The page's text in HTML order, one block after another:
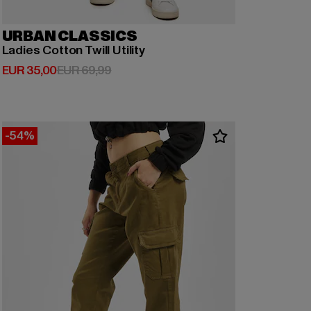
URBAN CLASSICS
Ladies Cotton Twill Utility
EUR 35,00
Derzeitiger Preis: EUR 35,00
EUR 69,99Aktionspreis: EUR 69,99
-54%